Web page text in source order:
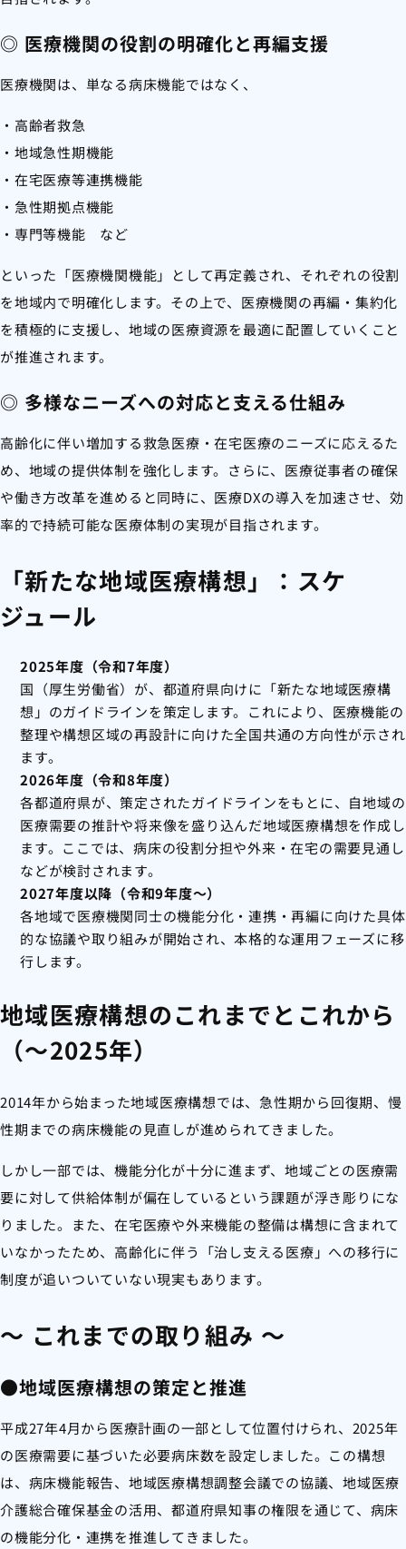
◎ 医療機関の役割の明確化と再編支援
医療機関は、単なる病床機能ではなく、
・高齢者救急
・地域急性期機能
・在宅医療等連携機能
・急性期拠点機能
・専門等機能 など
といった「医療機関機能」として再定義され、それぞれの役割
を地域内で明確化します。その上で、医療機関の再編・集約化
を積極的に支援し、地域の医療資源を最適に配置していくこと
が推進されます。
◎ 多様なニーズへの対応と支える仕組み
高齢化に伴い増加する救急医療・在宅医療のニーズに応えるた
め、地域の提供体制を強化します。さらに、医療従事者の確保
や働き方改革を進めると同時に、医療DXの導入を加速させ、効
率的で持続可能な医療体制の実現が目指されます。
「新たな地域医療構想」：スケ
ジュール
2025年度（令和7年度）
国（厚生労働省）が、都道府県向けに「新たな地域医療構
想」のガイドラインを策定します。これにより、医療機能の
整理や構想区域の再設計に向けた全国共通の方向性が示され
ます。
2026年度（令和8年度）
各都道府県が、策定されたガイドラインをもとに、自地域の
医療需要の推計や将来像を盛り込んだ地域医療構想を作成し
ます。ここでは、病床の役割分担や外来・在宅の需要見通し
などが検討されます。
2027年度以降（令和9年度～）
各地域で医療機関同士の機能分化・連携・再編に向けた具体
的な協議や取り組みが開始され、本格的な運用フェーズに移
行します。
地域医療構想のこれまでとこれから
（～2025年）
2014年から始まった地域医療構想では、急性期から回復期、慢
性期までの病床機能の見直しが進められてきました。
しかし一部では、機能分化が十分に進まず、地域ごとの医療需
要に対して供給体制が偏在しているという課題が浮き彫りにな
りました。また、在宅医療や外来機能の整備は構想に含まれて
いなかったため、高齢化に伴う「治し支える医療」への移行に
制度が追いついていない現実もあります。
～ これまでの取り組み ～
●地域医療構想の策定と推進
平成27年4月から医療計画の一部として位置付けられ、2025年
の医療需要に基づいた必要病床数を設定しました。この構想
は、病床機能報告、地域医療構想調整会議での協議、地域医療
介護総合確保基金の活用、都道府県知事の権限を通じて、病床
の機能分化・連携を推進してきました。